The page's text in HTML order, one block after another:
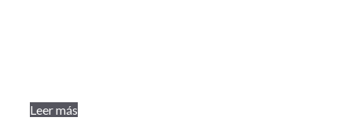
Leer más